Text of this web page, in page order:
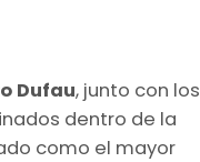
Dufau, junto con los
dentro de la
como el mayor